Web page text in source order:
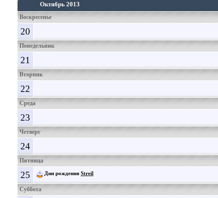
Октябрь 2013
Воскресенье
20
Понедельник
21
Вторник
22
Среда
23
Четверг
24
Пятница
25 Дни рождения Streil
Суббота